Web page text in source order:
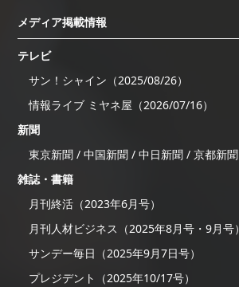
メディア掲載情報
テレビ
サン！シャイン（2025/08/26）
情報ライブ ミヤネ屋（2026/07/16）
新聞
東京新聞 / 中国新聞 / 中日新聞 / 京都新聞
雑誌・書籍
月刊終活（2023年6月号）
月刊人材ビジネス（2025年8月号・9月号）
サンデー毎日（2025年9月7日号）
プレジデント（2025年10/17号）